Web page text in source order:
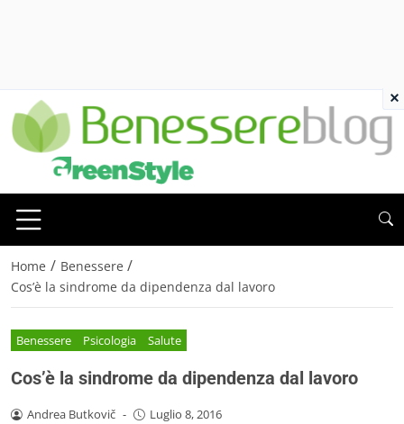
Home / Benessere /
Cos’è la sindrome da dipendenza dal lavoro
Benessere Psicologia Salute
Cos’è la sindrome da dipendenza dal lavoro
Andrea Butkovič - Luglio 8, 2016
×